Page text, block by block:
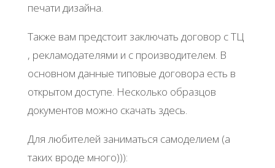
печати дизайна.
Также вам предстоит заключать договор с ТЦ
, рекламодателями и с производителем. В
основном данные типовые договора есть в
открытом доступе. Несколько образцов
документов можно скачать здесь.
Для любителей заниматься самоделием (а
таких вроде много))):